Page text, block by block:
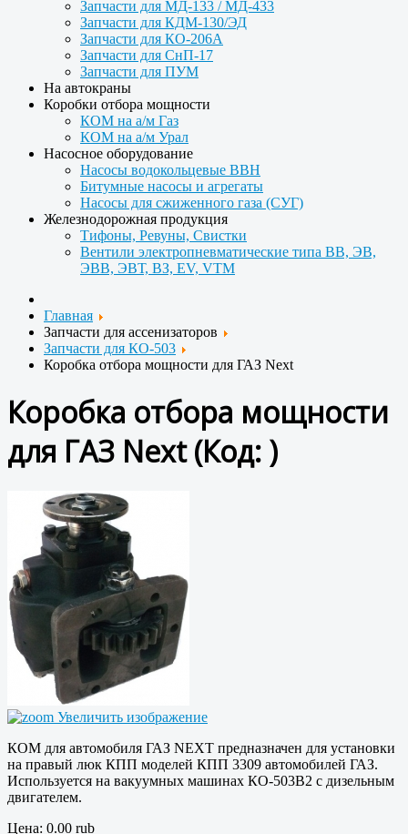
Запчасти для МД-133 / МД-433
Запчасти для КДМ-130/ЭД
Запчасти для КО-206А
Запчасти для СнП-17
Запчасти для ПУМ
На автокраны
Коробки отбора мощности
КОМ на а/м Газ
КОМ на а/м Урал
Насосное оборудование
Насосы водокольцевые ВВН
Битумные насосы и агрегаты
Насосы для сжиженного газа (СУГ)
Железнодорожная продукция
Тифоны, Ревуны, Свистки
Вентили электропневматические типа ВВ, ЭВ,
ЭВВ, ЭВТ, ВЗ, EV, VTM
Главная
Запчасти для ассенизаторов
Запчасти для КО-503
Коробка отбора мощности для ГАЗ Next
Коробка отбора мощности
для ГАЗ Next(Код: )
Увеличить изображение
КОМ для автомобиля ГАЗ NEXT предназначен для установки
на правый люк КПП моделей КПП 3309 автомобилей ГАЗ.
Используется на вакуумных машинах КО-503В2 с дизельным
двигателем.
Цена: 0.00 rub